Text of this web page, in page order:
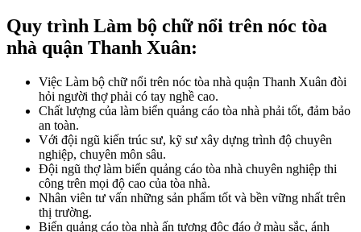
Quy trình Làm bộ chữ nổi trên nóc tòa
nhà quận Thanh Xuân:
Việc Làm bộ chữ nổi trên nóc tòa nhà quận Thanh Xuân đòi
hỏi người thợ phải có tay nghề cao.
Chất lượng của làm biển quảng cáo tòa nhà phải tốt, đảm bảo
an toàn.
Với đội ngũ kiến trúc sư, kỹ sư xây dựng trình độ chuyên
nghiệp, chuyên môn sâu.
Đội ngũ thợ làm biển quảng cáo tòa nhà chuyên nghiệp thi
công trên mọi độ cao của tòa nhà.
Nhân viên tư vấn những sản phẩm tốt và bền vững nhất trên
thị trường.
Biển quảng cáo tòa nhà ấn tượng độc đáo ở màu sắc, ánh